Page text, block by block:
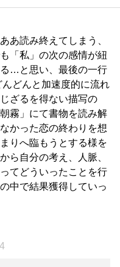
あ読み終えてしまう、
「私」の次の感情が紐
…と思い、最後の一行
どんと加速度的に流れ
ざるを得ない描写の
霧」にて書物を読み解
かった恋の終わりを想
りへ臨もうとする様を
ら自分の考え、人脈、
てどういったことを行
中で結果獲得していっ